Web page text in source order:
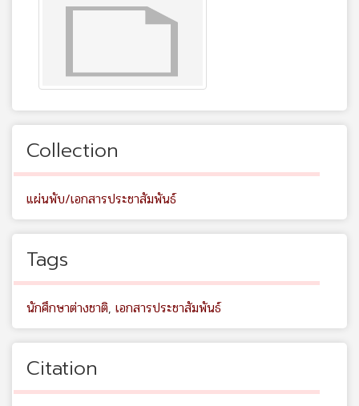
Collection
แผ่นพับ/เอกสารประชาสัมพันธ์
Tags
นักศึกษาต่างชาติ, เอกสารประชาสัมพันธ์
Citation